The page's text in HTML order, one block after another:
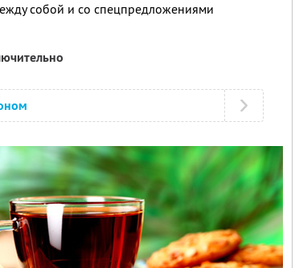
собой и со спецпредложениями